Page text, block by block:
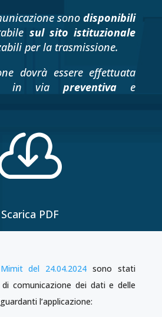
sonodisponibili
sul sito istituzionale
per la trasmissione.
dovrà essere effettuata
in viapreventiva e
Scarica PDF
del 24.04.2024 sono stati
comunicazione dei dati e delle
l’applicazione: